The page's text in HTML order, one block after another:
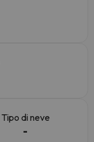
Tipo di neve
-